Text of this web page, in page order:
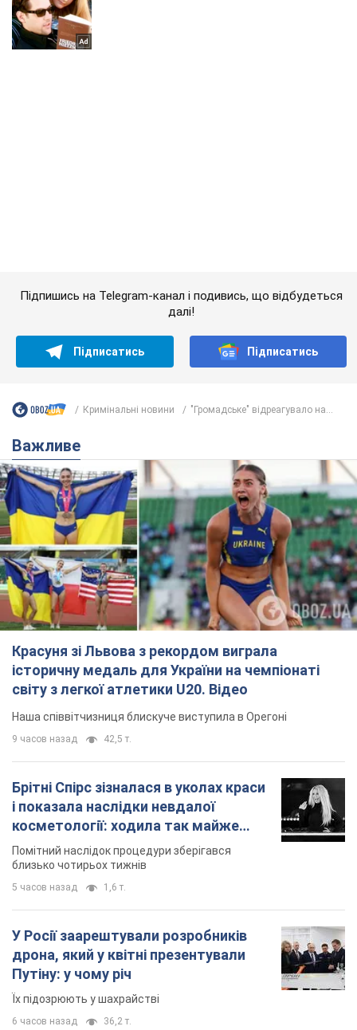
історичну медаль для України на чемпіонаті
світу з легкої атлетики U20. Відео
Наша співвітчизниця блискуче виступила в Орегоні
9 часов назад 42,5 т.
Брітні Спірс зізналася в уколах краси
і показала наслідки невдалої
косметології: ходила так майже
місяць
Помітний наслідок процедури зберігався
5 часов назад
У Росії заарештували розробників
дрона, який у квітні презентували
6 часов назад